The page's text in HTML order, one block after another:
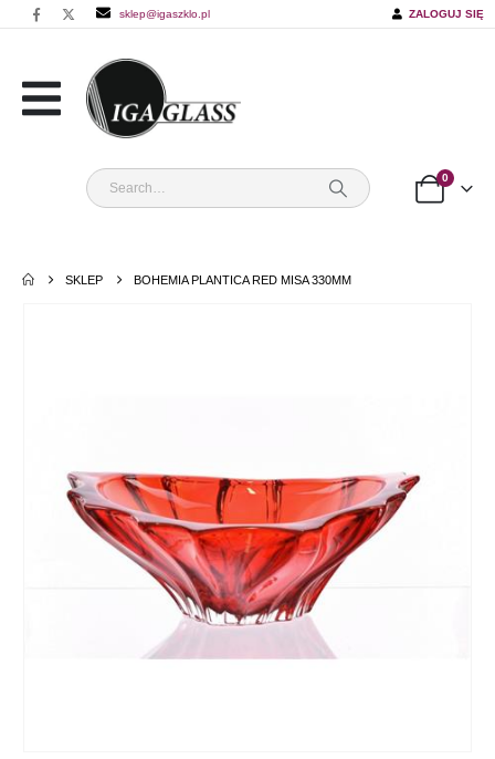
sklep@igaszklo.pl ZALOGUJ SIĘ
0
SKLEP BOHEMIA PLANTICA RED MISA 330MM